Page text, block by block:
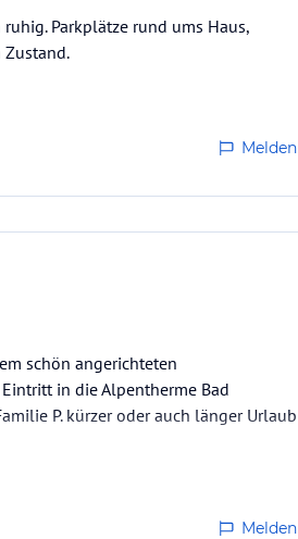
Parkplätze rund ums Haus,
Melden
schön angerichteten
in die Alpentherme Bad
P. kürzer oder auch länger Urlaub
Melden